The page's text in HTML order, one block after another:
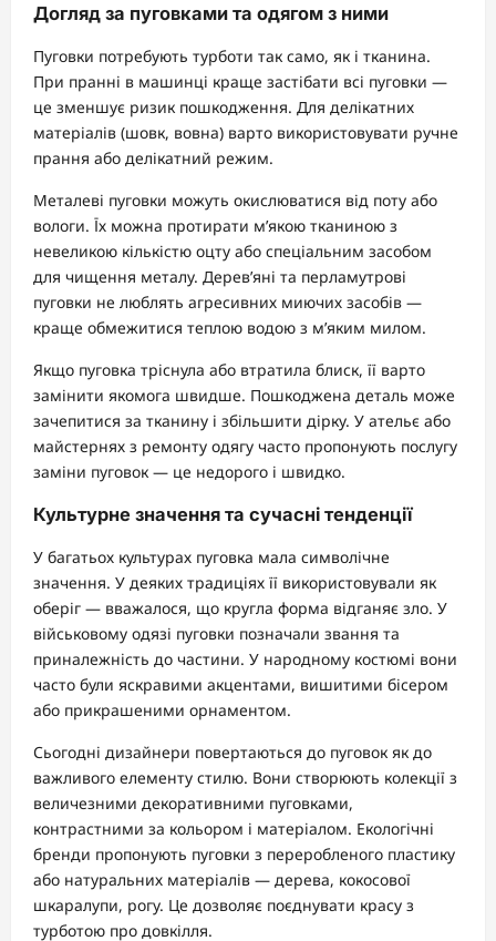
Догляд за пуговками та одягом з ними
Пуговки потребують турботи так само, як і тканина.
При пранні в машинці краще застібати всі пуговки —
це зменшує ризик пошкодження. Для делікатних
матеріалів (шовк, вовна) варто використовувати ручне
прання або делікатний режим.
Металеві пуговки можуть окислюватися від поту або
вологи. Їх можна протирати м’якою тканиною з
невеликою кількістю оцту або спеціальним засобом
для чищення металу. Дерев’яні та перламутрові
пуговки не люблять агресивних миючих засобів —
краще обмежитися теплою водою з м’яким милом.
Якщо пуговка тріснула або втратила блиск, її варто
замінити якомога швидше. Пошкоджена деталь може
зачепитися за тканину і збільшити дірку. У ательє або
майстернях з ремонту одягу часто пропонують послугу
заміни пуговок — це недорого і швидко.
Культурне значення та сучасні тенденції
У багатьох культурах пуговка мала символічне
значення. У деяких традиціях її використовували як
оберіг — вважалося, що кругла форма відганяє зло. У
військовому одязі пуговки позначали звання та
приналежність до частини. У народному костюмі вони
часто були яскравими акцентами, вишитими бісером
або прикрашеними орнаментом.
Сьогодні дизайнери повертаються до пуговок як до
важливого елементу стилю. Вони створюють колекції з
величезними декоративними пуговками,
контрастними за кольором і матеріалом. Екологічні
бренди пропонують пуговки з переробленого пластику
або натуральних матеріалів — дерева, кокосової
шкаралупи, рогу. Це дозволяє поєднувати красу з
турботою про довкілля.